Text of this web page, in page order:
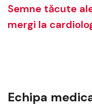
Semne tăcute
mergi la
Echipa